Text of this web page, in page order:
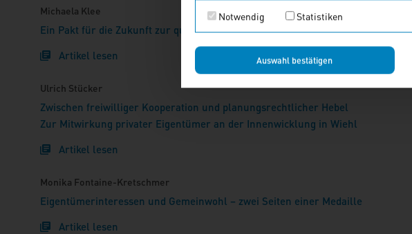
Notwendig Statistiken
Auswahl bestätigen
Michaela Klee
Ein Pakt für die Zukunft zur qualitätvollen Innenentwicklung
Artikel lesen
Ulrich Stücker
Zwischen freiwilliger Kooperation und planungsrechtlicher Hebel
Zur Mitwirkung privater Eigentümer an der Innenwicklung in Wiehl
Artikel lesen
Monika Fontaine-Kretschmer
Eigentümerinteressen und Gemeinwohl – zwei Seiten einer Medaille
Artikel lesen